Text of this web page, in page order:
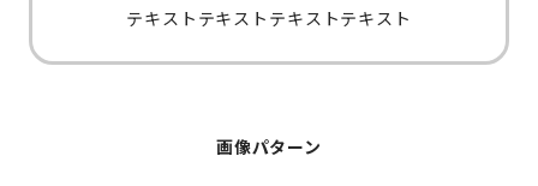
テキストテキストテキストテキスト
画像パターン